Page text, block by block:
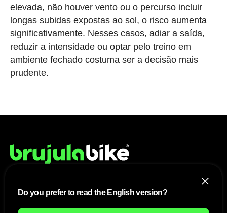
elevada, não houver vento ou o percurso incluir
longas subidas expostas ao sol, o risco aumenta
significativamente. Nesses casos, adiar a saída,
reduzir a intensidade ou optar pelo treino em
ambiente fechado costuma ser a decisão mais
prudente.
NÓSDo you prefer to read the English version?